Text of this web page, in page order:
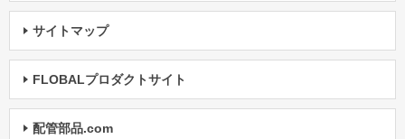
サイトマップ
FLOBALプロダクトサイト
配管部品.com